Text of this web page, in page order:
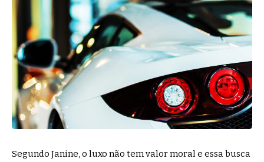
Segundo Janine, o luxo não tem valor moral e essa busca